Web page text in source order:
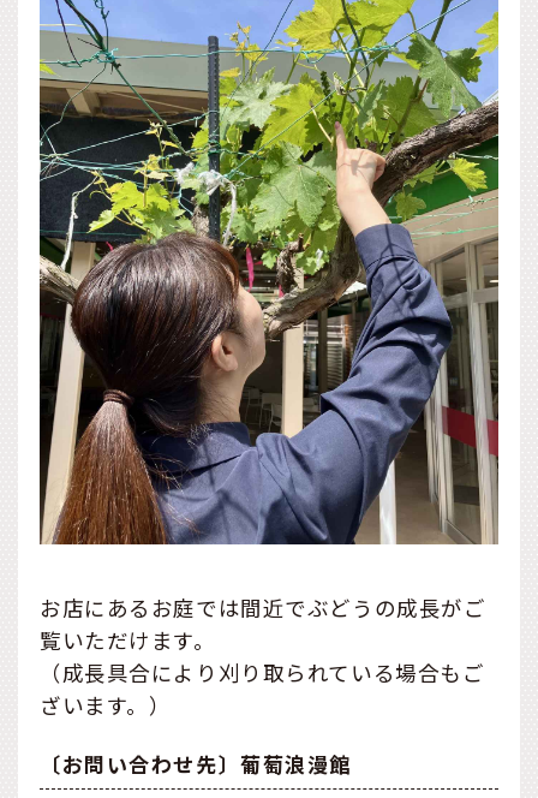
お店にあるお庭では間近でぶどうの成長がご
覧いただけます。
（成長具合により刈り取られている場合もご
ざいます。）
〔お問い合わせ先〕葡萄浪漫館